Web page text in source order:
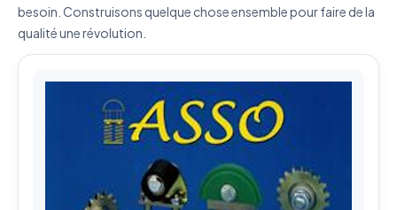
besoin. Construisons quelque chose ensemble pour faire de la
qualité une révolution.